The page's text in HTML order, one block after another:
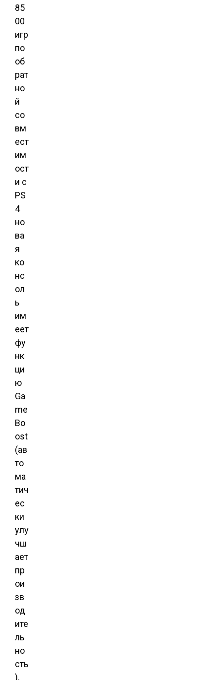
85
00
игр
по
об
рат
но
й
со
вм
ест
им
ост
и с
PS
4
но
ва
я
ко
нс
ол
ь
им
еет
фу
нк
ци
ю
Ga
me
Bo
ost
(ав
то
ма
тич
ес
ки
улу
чш
ает
пр
ои
зв
од
ите
ль
но
сть
),